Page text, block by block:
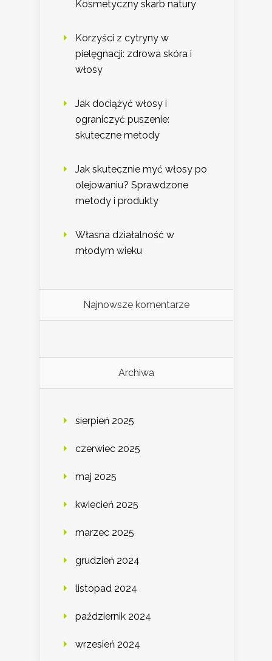
Kosmetyczny skarb natury
Korzyści z cytryny w
pielęgnacji: zdrowa skóra i
włosy
Jak dociążyć włosy i
ograniczyć puszenie:
skuteczne metody
Jak skutecznie myć włosy po
olejowaniu? Sprawdzone
metody i produkty
Własna działalność w
młodym wieku
Najnowsze komentarze
Archiwa
sierpień 2025
czerwiec 2025
maj 2025
kwiecień 2025
marzec 2025
grudzień 2024
listopad 2024
październik 2024
wrzesień 2024